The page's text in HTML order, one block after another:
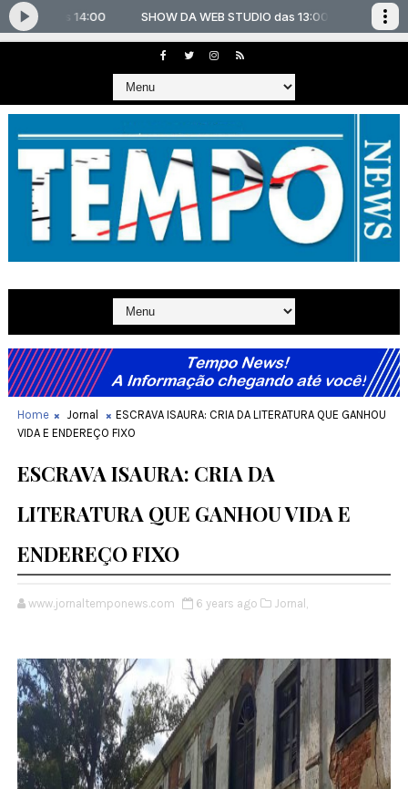
Home Jornal
ESCRAVA ISAURA: CRIA DA LITERATURA QUE GANHOU
VIDA E ENDEREÇO FIXO
ESCRAVA ISAURA: CRIA DA
LITERATURA QUE GANHOU VIDA E
ENDEREÇO FIXO
www.jornaltemponews.com 6 years ago Jornal,